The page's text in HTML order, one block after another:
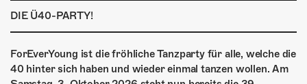
FOTOGALERIE
PHOTOMAT
DIE Ü40-PARTY!
ForEverYoung ist die fröhliche Tanzparty für alle, welche die
40 hinter sich haben und wieder einmal tanzen wollen. Am